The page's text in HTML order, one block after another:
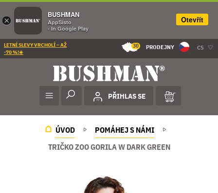
LETNÍ SLEVY VRCHOLÍ – AŽ
-70 %!☀️
30 PRODEJNY CS
PŘIHLAS SE
ÚVOD
POMÁHEJ S NÁMI
TRIČKO ZOO GORILA W DARK GREEN
×
BUSHMAN
AppSisto
- In Google Play
Otevřít